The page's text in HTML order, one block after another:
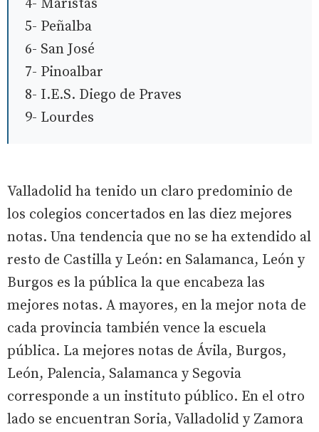
4- Maristas
5- Peñalba
6- San José
7- Pinoalbar
8- I.E.S. Diego de Praves
9- Lourdes
Valladolid ha tenido un claro predominio de
los colegios concertados en las diez mejores
notas. Una tendencia que no se ha extendido al
resto de Castilla y León: en Salamanca, León y
Burgos es la pública la que encabeza las
mejores notas. A mayores, en la mejor nota de
cada provincia también vence la escuela
pública. La mejores notas de Ávila, Burgos,
León, Palencia, Salamanca y Segovia
corresponde a un instituto público. En el otro
lado se encuentran Soria, Valladolid y Zamora